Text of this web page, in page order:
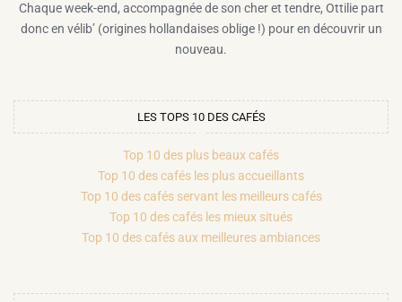
Chaque week-end, accompagnée de son cher et tendre, Ottilie part
donc en vélib’ (origines hollandaises oblige !) pour en découvrir un
nouveau.
LES TOPS 10 DES CAFÉS
Top 10 des plus beaux cafés
Top 10 des cafés les plus accueillants
Top 10 des cafés servant les meilleurs cafés
Top 10 des cafés les mieux situés
Top 10 des cafés aux meilleures ambiances